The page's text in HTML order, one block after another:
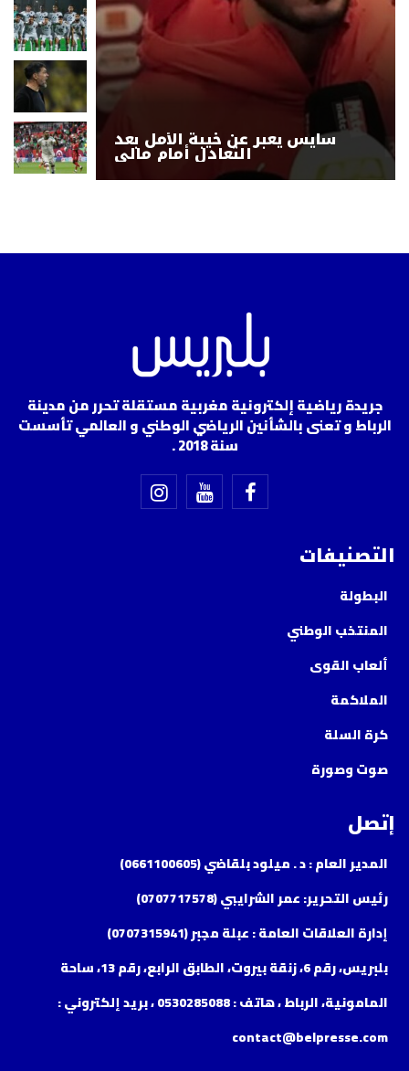
سايس يعبر عن خيبة الأمل بعد
التعادل أمام مالي
جريدة رياضية إلكترونية مغربية مستقلة تحرر من مدينة
الرباط و تعنى بالشأنين الرياضي الوطني و العالمي تأسست
سنة 2018 .
التصنيفات
البطولة
المنتخب الوطني
ألعاب القوى
الملاكمة
كرة السلة
صوت وصورة
إتصل
المدير العام : د . ميلود بلقاضي (0661100605)
رئيس التحرير: عمر الشرايبي (0707717578)
إدارة العلاقات العامة : عبلة مجبر (0707315941)
بلبريس، رقم 6، زنقة بيروت، الطابق الرابع، رقم 13، ساحة
المامونية، الرباط ، هاتف : 0530285088 ، بريد إلكتروني :
contact@belpresse.com